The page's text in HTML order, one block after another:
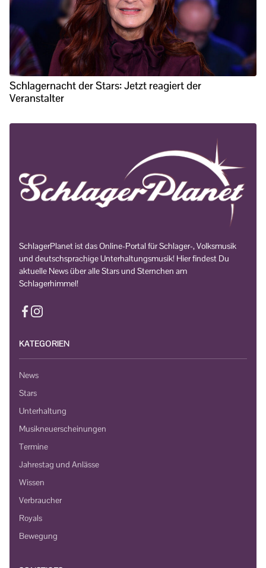
Schlagernacht der Stars: Jetzt reagiert der
Veranstalter
SchlagerPlanet ist das Online-Portal für Schlager-, Volksmusik
und deutschsprachige Unterhaltungsmusik! Hier findest Du
aktuelle News über alle Stars und Sternchen am
Schlagerhimmel!
KATEGORIEN
News
Stars
Unterhaltung
Musikneuerscheinungen
Termine
Jahrestag und Anlässe
Wissen
Verbraucher
Royals
Bewegung